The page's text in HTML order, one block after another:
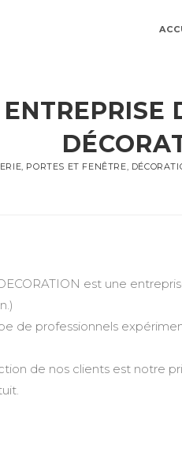
PORTES ET FENÊTRE,
est une
de professionnels
de nos clients est notre